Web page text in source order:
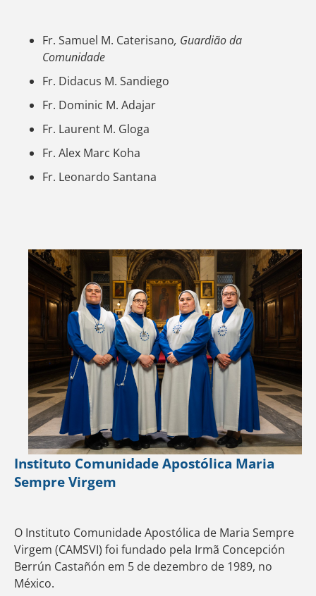
Fr. Samuel M. Caterisano, Guardião da
Comunidade
Fr. Didacus M. Sandiego
Fr. Dominic M. Adajar
Fr. Laurent M. Gloga
Fr. Alex Marc Koha
Fr. Leonardo Santana
Instituto Comunidade Apostólica Maria
Sempre Virgem
O Instituto Comunidade Apostólica de Maria Sempre
Virgem (CAMSVI) foi fundado pela Irmã Concepción
Berrún Castañón em 5 de dezembro de 1989, no
México.